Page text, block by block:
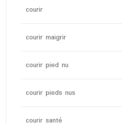
courir
courir maigrir
courir pied nu
courir pieds nus
courir santé